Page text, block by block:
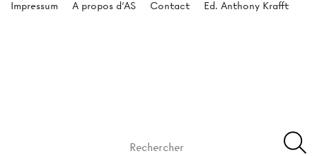
Impressum
A propos d'AS Contact Ed. Anthony Krafft